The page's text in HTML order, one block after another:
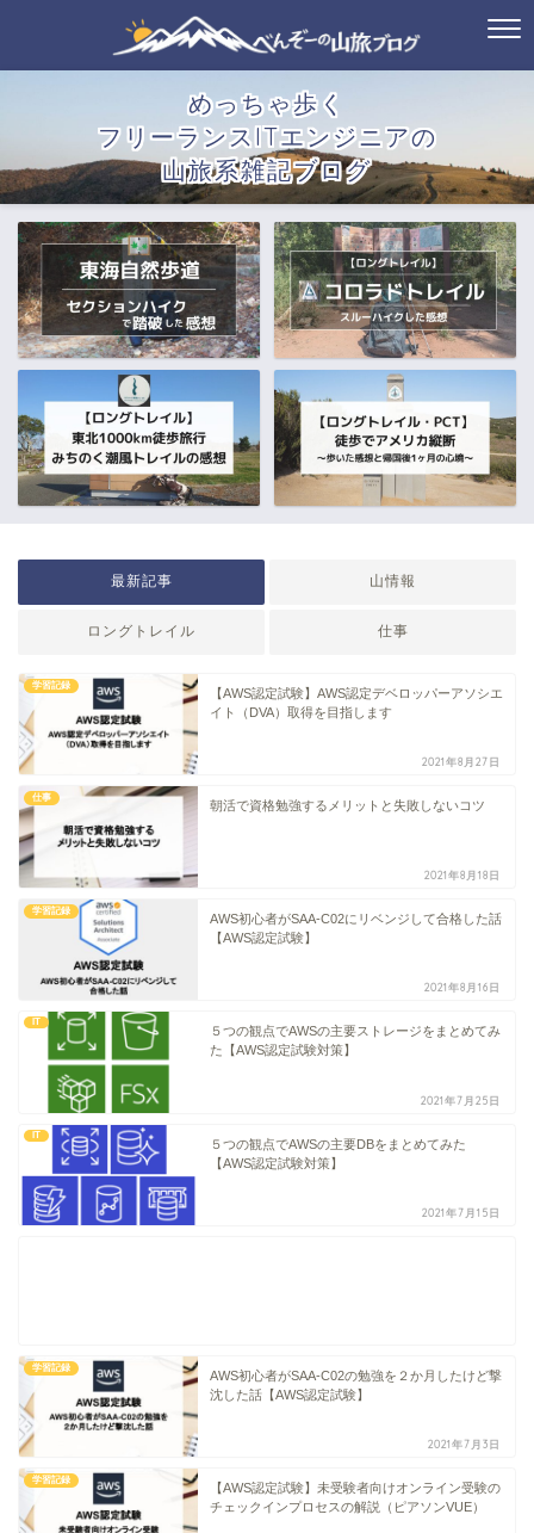
めっちゃ歩く
フリーランスITエンジニアの
山旅系雑記ブログ
最新記事 山情報
ロングトレイル 仕事
学習記録
【AWS認定試験】AWS認定デベロッパーアソシエ
イト（DVA）取得を目指します
2021年8月27日
仕事
朝活で資格勉強するメリットと失敗しないコツ
2021年8月18日
学習記録
AWS初心者がSAA-C02にリベンジして合格した話
【AWS認定試験】
2021年8月16日
IT
５つの観点でAWSの主要ストレージをまとめてみ
た【AWS認定試験対策】
2021年7月25日
IT
５つの観点でAWSの主要DBをまとめてみた
【AWS認定試験対策】
2021年7月15日
学習記録
AWS初心者がSAA-C02の勉強を２か月したけど撃
沈した話【AWS認定試験】
2021年7月3日
学習記録
【AWS認定試験】未受験者向けオンライン受験の
チェックインプロセスの解説（ピアソンVUE）